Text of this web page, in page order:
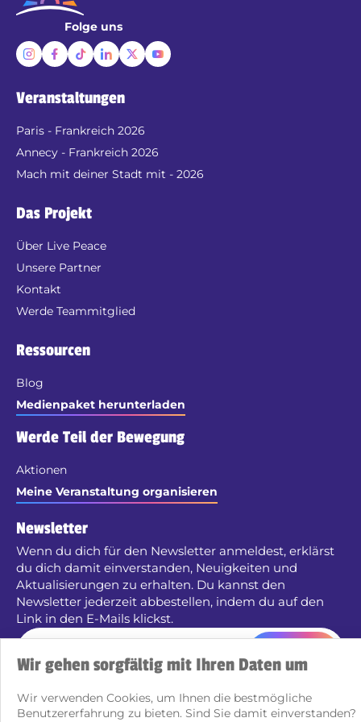
Folge uns
Veranstaltungen
Paris - Frankreich 2026
Annecy - Frankreich 2026
Mach mit deiner Stadt mit - 2026
Das Projekt
Über Live Peace
Unsere Partner
Kontakt
Werde Teammitglied
Ressourcen
Blog
Medienpaket herunterladen
Werde Teil der Bewegung
Aktionen
Meine Veranstaltung organisieren
Newsletter
Wenn du dich für den Newsletter anmeldest, erklärst
du dich damit einverstanden, Neuigkeiten und
Aktualisierungen zu erhalten. Du kannst den
Newsletter jederzeit abbestellen, indem du auf den
Link in den E-Mails klickst.
Mit Leidenschaft erstellt von Pure illusion
Wir gehen sorgfältig mit Ihren Daten um
Wir verwenden Cookies, um Ihnen die bestmögliche
Benutzererfahrung zu bieten. Sind Sie damit einverstanden?